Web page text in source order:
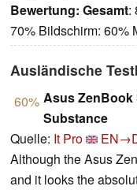
Bewertung: Gesamt:
70% Bildschirm: 60%
Ausländische
60% Asus ZenBook
Substance
Quelle: It Pro
Although the Asus
and it looks the